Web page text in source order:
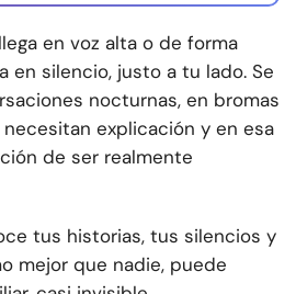
en voz alta o de forma
en silencio, justo a tu lado. Se
nocturnas, en bromas
explicación y en esa
de ser realmente
tus historias, tus silencios y
mejor que nadie, puede